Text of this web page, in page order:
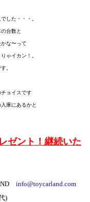
した・・・。
台数と
な〜って
ゃイカン！。
。
ョイスです
庫にあるかと
ゼント！継続いた
info@toycarland.com
)